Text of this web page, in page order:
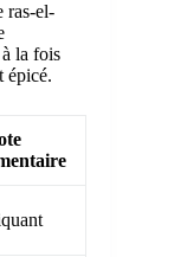
ras-el-
la fois
épicé.